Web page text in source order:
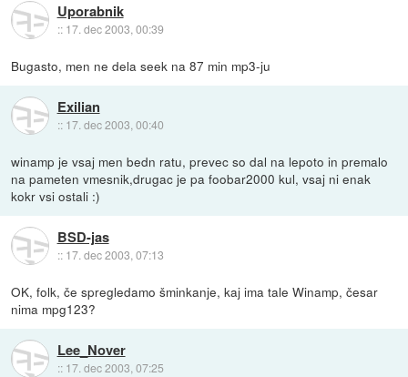
Uporabnik
:: 17. dec 2003, 00:39
Bugasto, men ne dela seek na 87 min mp3-ju
Exilian
:: 17. dec 2003, 00:40
winamp je vsaj men bedn ratu, prevec so dal na lepoto in premalo
na pameten vmesnik,drugac je pa foobar2000 kul, vsaj ni enak
kokr vsi ostali :)
BSD-jas
:: 17. dec 2003, 07:13
OK, folk, če spregledamo šminkanje, kaj ima tale Winamp, česar
nima mpg123?
Lee_Nover
:: 17. dec 2003, 07:25